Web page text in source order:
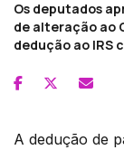
Os deputados
de alteração ao
dedução ao IRS
A dedução de